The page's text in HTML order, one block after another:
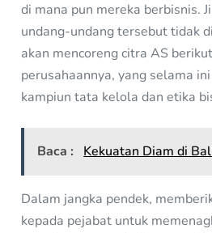
di mana pun mereka berbisnis.
undang-undang tersebut tidak
akan mencoreng citra AS
perusahaannya, yang selama
kampiun tata kelola dan etika
Baca : Kekuatan Diam di
Dalam jangka pendek,
kepada pejabat untuk